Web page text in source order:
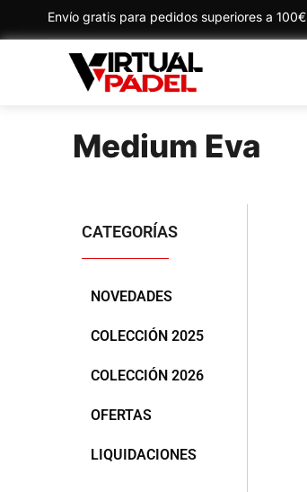
Envío gratis para pedidos superiores a 100€
Medium Eva
CATEGORÍAS
NOVEDADES
COLECCIÓN 2025
COLECCIÓN 2026
OFERTAS
LIQUIDACIONES